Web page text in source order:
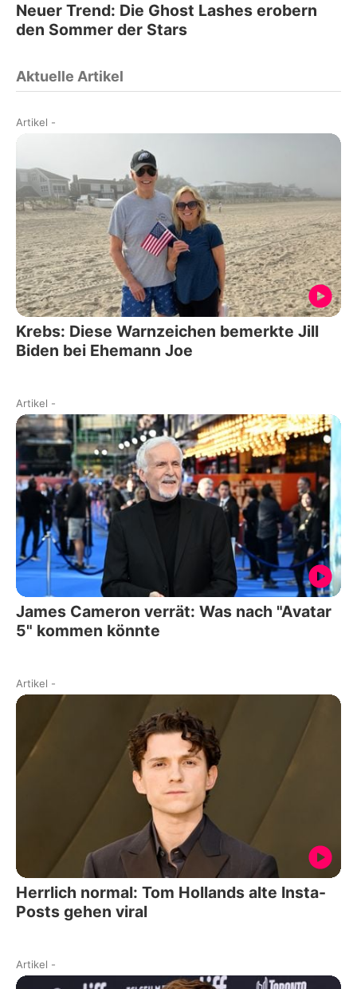
Neuer Trend: Die Ghost Lashes erobern
den Sommer der Stars
Aktuelle Artikel
Artikel -
Krebs: Diese Warnzeichen bemerkte Jill
Biden bei Ehemann Joe
Artikel -
James Cameron verrät: Was nach "Avatar
5" kommen könnte
Artikel -
Herrlich normal: Tom Hollands alte Insta-
Posts gehen viral
Artikel -